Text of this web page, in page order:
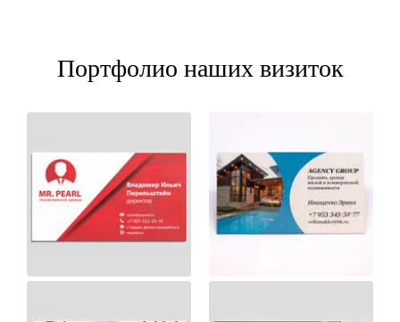
Портфолио наших визиток